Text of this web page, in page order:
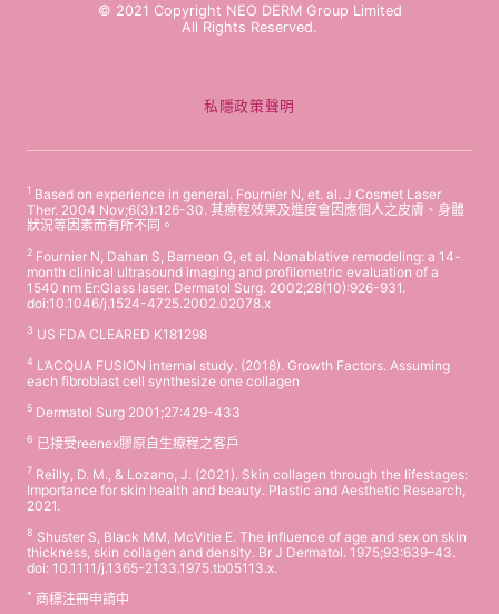
© 2021 Copyright NEO DERM Group Limited
All Rights Reserved.
私隱政策聲明
1 Based on experience in general. Fournier N, et. al. J Cosmet Laser
Ther. 2004 Nov;6(3):126-30. 其療程效果及進度會因應個人之皮膚、身體
狀況等因素而有所不同。
2 Fournier N, Dahan S, Barneon G, et al. Nonablative remodeling: a 14-
month clinical ultrasound imaging and profilometric evaluation of a
1540 nm Er:Glass laser. Dermatol Surg. 2002;28(10):926-931.
doi:10.1046/j.1524-4725.2002.02078.x
3 US FDA CLEARED K181298
4 L’ACQUA FUSION internal study. (2018). Growth Factors. Assuming
each fibroblast cell synthesize one collagen
5 Dermatol Surg 2001;27:429-433
6 已接受reenex膠原自生療程之客戶
7 Reilly, D. M., & Lozano, J. (2021). Skin collagen through the lifestages:
Importance for skin health and beauty. Plastic and Aesthetic Research,
2021.
8 Shuster S, Black MM, McVitie E. The influence of age and sex on skin
thickness, skin collagen and density. Br J Dermatol. 1975;93:639–43.
doi: 10.1111/j.1365-2133.1975.tb05113.x.
* 商標注冊申請中